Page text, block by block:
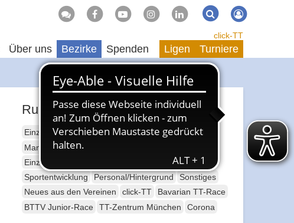
Suche Suchen
Über uns Bezirke Spenden
click-TT
Ligen Turniere
Rubriken
Einzelsport Erwachsene
Mannschaftssport Erwachsene
Einzelsport Jugend
Mannschaftssport Jugend
Sportentwicklung
Personal/Hintergrund
Sonstiges
Neues aus den Vereinen
click-TT
Bavarian TT-Race
BTTV Junior-Race
TT-Zentrum München Corona